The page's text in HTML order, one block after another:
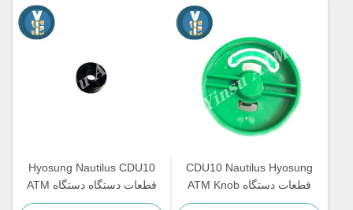
CDU10 Nautilus Hyosung
قطعات دستگاه ATM Knob
Dispenser
Hyosung Nautilus CDU10
قطعات دستگاه دستگاه ATM
پلاستیکی